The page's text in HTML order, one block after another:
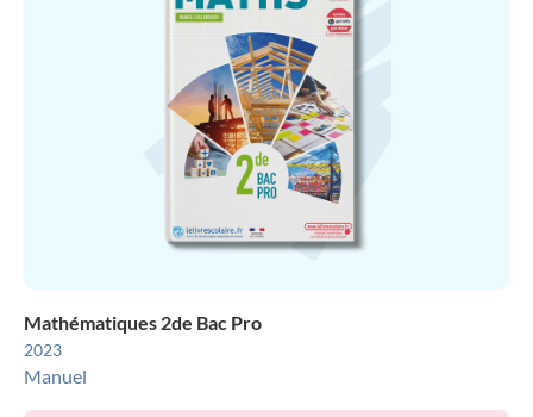
Mathématiques 2de Bac Pro
2023
Manuel